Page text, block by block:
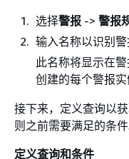
选择警报 -> 警报
输入名称以识别警
此名称将显示在
创建的每个警报实
接下来，定义查询以
则之前需要满足的条件
定义查询和条件